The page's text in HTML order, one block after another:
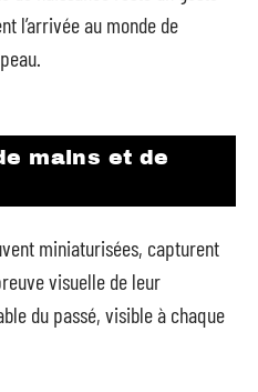
l’arrivée au monde de
mains et de
miniaturisées, capturent
visuelle de leur
du passé, visible à chaque